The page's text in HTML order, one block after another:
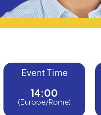
Event Time
14:00
(Europe/Rome)